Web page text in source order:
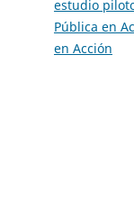
estudio
Pública en
en Acción